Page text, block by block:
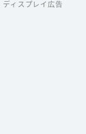
ディスプレイ広告